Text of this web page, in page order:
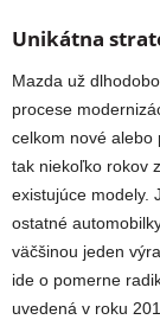
Unikátna
Mazda už
procese
celkom nové alebo
tak niekoľko rokov
existujúce modely.
ostatné
väčšinou jeden
ide o pomerne
uvedená v roku